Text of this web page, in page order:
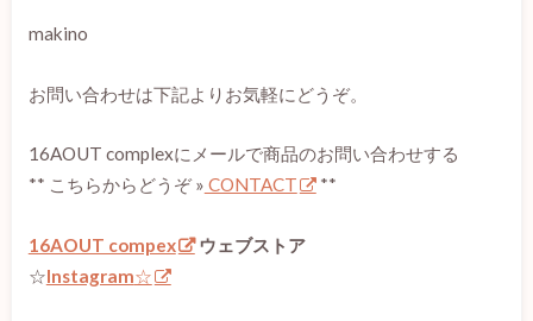
makino
お問い合わせは下記よりお気軽にどうぞ。
16AOUT complexにメールで商品のお問い合わせする
** こちらからどうぞ » CONTACT **
16AOUT compex
ウェブストア
☆Instagram☆